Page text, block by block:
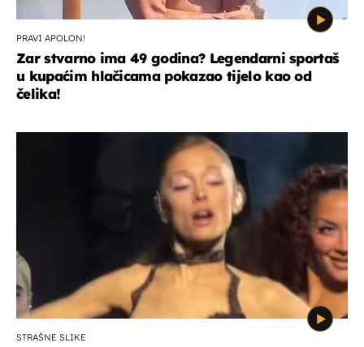
PRAVI APOLON!
Zar stvarno ima 49 godina? Legendarni sportaš
u kupaćim hlačicama pokazao tijelo kao od
čelika!
STRAŠNE SLIKE